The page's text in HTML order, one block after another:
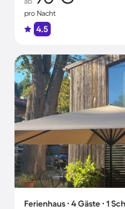
pro Nacht
4.5
Ferienhaus ∙ 4 Gäste ∙ 1